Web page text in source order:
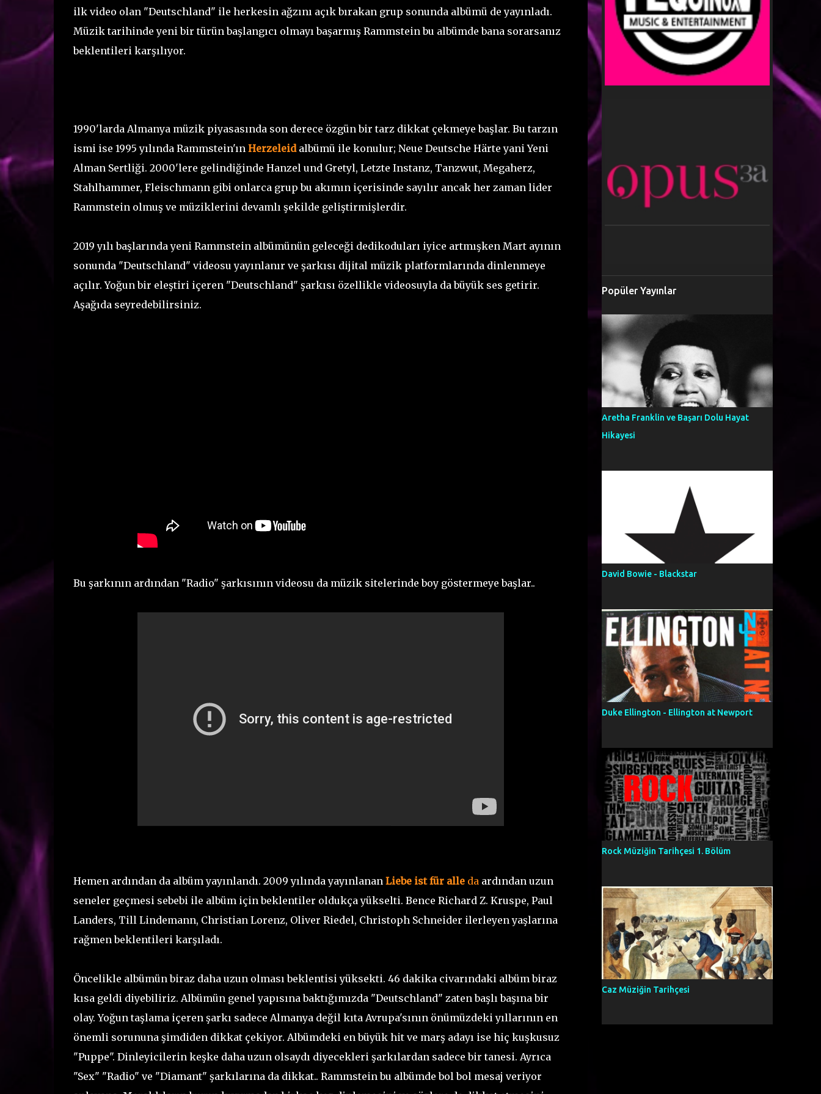
ilk video olan "Deutschland" ile herkesin ağzını açık bırakan grup sonunda albümü de yayınladı.
Müzik tarihinde yeni bir türün başlangıcı olmayı başarmış Rammstein bu albümde bana sorarsanız
beklentileri karşılıyor.
1990'larda Almanya müzik piyasasında son derece özgün bir tarz dikkat çekmeye başlar. Bu tarzın
ismi ise 1995 yılında Rammstein'ın Herzeleid albümü ile konulur; Neue Deutsche Härte yani Yeni
Alman Sertliği. 2000'lere gelindiğinde Hanzel und Gretyl, Letzte Instanz, Tanzwut, Megaherz,
Stahlhammer, Fleischmann gibi onlarca grup bu akımın içerisinde sayılır ancak her zaman lider
Rammstein olmuş ve müziklerini devamlı şekilde geliştirmişlerdir.
2019 yılı başlarında yeni Rammstein albümünün geleceği dedikoduları iyice artmışken Mart ayının
sonunda "Deutschland" videosu yayınlanır ve şarkısı dijital müzik platformlarında dinlenmeye
açılır. Yoğun bir eleştiri içeren "Deutschland" şarkısı özellikle videosuyla da büyük ses getirir.
Aşağıda seyredebilirsiniz.
Bu şarkının ardından "Radio" şarkısının videosu da müzik sitelerinde boy göstermeye başlar..
Hemen ardından da albüm yayınlandı. 2009 yılında yayınlanan Liebe ist für alle daardından uzun
seneler geçmesi sebebi ile albüm için beklentiler oldukça yükselti. Bence Richard Z. Kruspe, Paul
Landers, Till Lindemann, Christian Lorenz, Oliver Riedel, Christoph Schneider ilerleyen yaşlarına
rağmen beklentileri karşıladı.
Öncelikle albümün biraz daha uzun olması beklentisi yüksekti. 46 dakika civarındaki albüm biraz
kısa geldi diyebiliriz. Albümün genel yapısına baktığımızda "Deutschland" zaten başlı başına bir
olay. Yoğun taşlama içeren şarkı sadece Almanya değil kıta Avrupa'sının önümüzdeki yıllarının en
önemli sorununa şimdiden dikkat çekiyor. Albümdeki en büyük hit ve marş adayı ise hiç kuşkusuz
"Puppe". Dinleyicilerin keşke daha uzun olsaydı diyecekleri şarkılardan sadece bir tanesi. Ayrıca
"Sex" "Radio" ve "Diamant" şarkılarına da dikkat.. Rammstein bu albümde bol bol mesaj veriyor
Popüler Yayınlar
Aretha Franklin ve Başarı Dolu Hayat
Hikayesi
David Bowie - Blackstar
Duke Ellington - Ellington at Newport
Rock Müziğin Tarihçesi 1. Bölüm
Caz Müziğin Tarihçesi